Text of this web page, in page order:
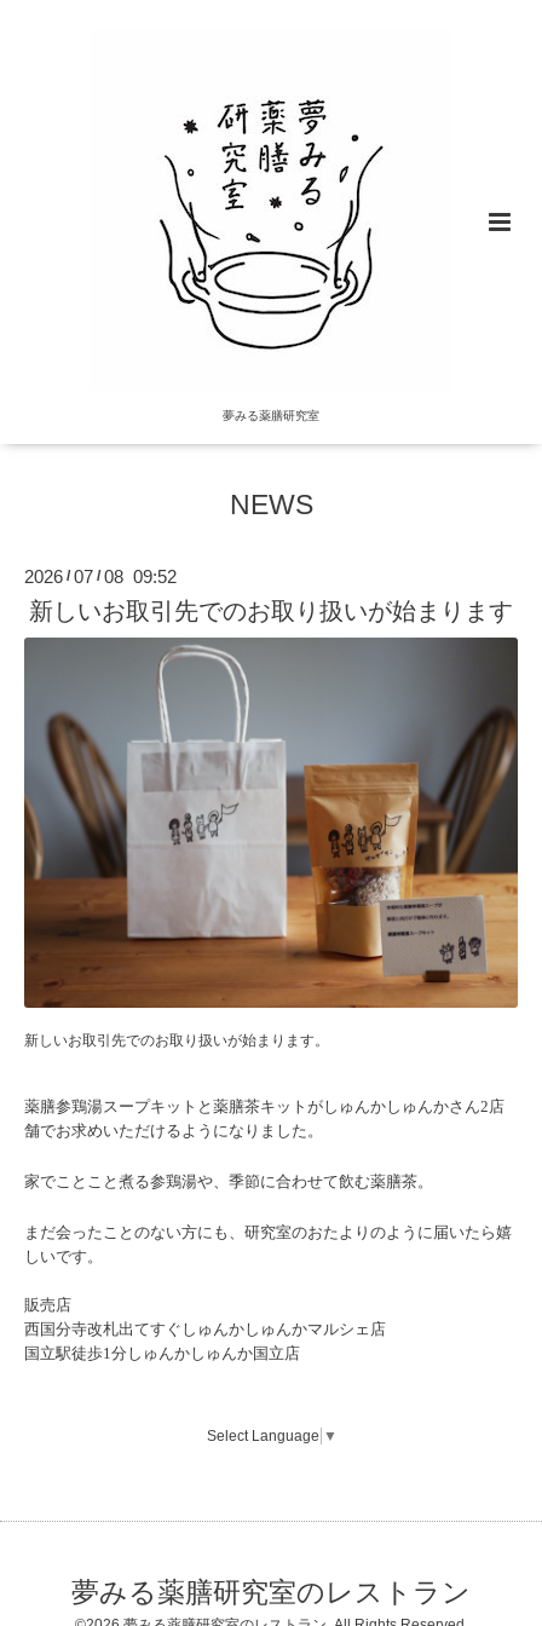
夢みる薬膳研究室
NEWS
2026 /07 /08 09:52
新しいお取引先でのお取り扱いが始まります
新しいお取引先でのお取り扱いが始まります。
薬膳参鶏湯スープキットと薬膳茶キットがしゅんかしゅんかさん2店
舗でお求めいただけるようになりました。
家でことこと煮る参鶏湯や、季節に合わせて飲む薬膳茶。
まだ会ったことのない方にも、研究室のおたよりのように届いたら嬉
しいです。
販売店
西国分寺改札出てすぐしゅんかしゅんかマルシェ店
国立駅徒歩1分しゅんかしゅんか国立店
Select Language ▼
夢みる薬膳研究室のレストラン